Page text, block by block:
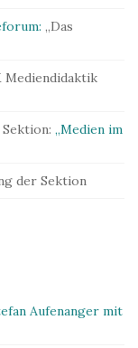
„Das
Mediendidaktik
Sektion: „Medien im
der Sektion
Aufenanger mit